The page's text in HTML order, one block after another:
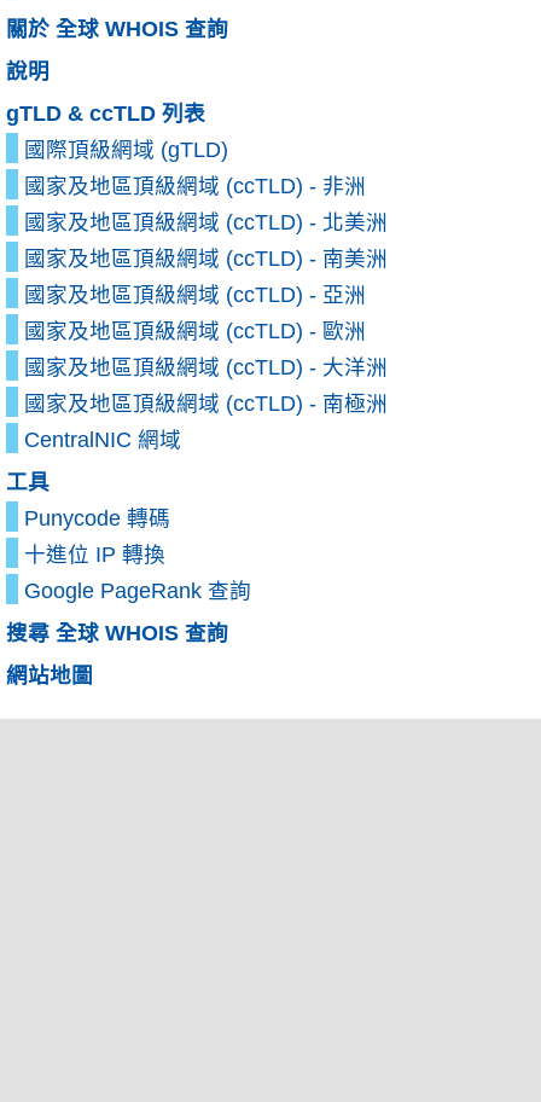
關於 全球 WHOIS 查詢
說明
gTLD & ccTLD 列表
國際頂級網域 (gTLD)
國家及地區頂級網域 (ccTLD) - 非洲
國家及地區頂級網域 (ccTLD) - 北美洲
國家及地區頂級網域 (ccTLD) - 南美洲
國家及地區頂級網域 (ccTLD) - 亞洲
國家及地區頂級網域 (ccTLD) - 歐洲
國家及地區頂級網域 (ccTLD) - 大洋洲
國家及地區頂級網域 (ccTLD) - 南極洲
CentralNIC 網域
工具
Punycode 轉碼
十進位 IP 轉換
Google PageRank 查詢
搜尋 全球 WHOIS 查詢
網站地圖